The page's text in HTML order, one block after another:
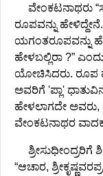
ವೇಂಕಟನಾಥರು
ರೂಪವನ್ನು
ಯಗಂತರೂಪವನ್ನು
ಹೇಳಬಲ್ಲಿರಾ ?”
ಯೋಚಿಸಿದರು. ರೂಪ
ಅವರಿಗೆ 'ಪ್ಲಾ'
ಹೇಳಲಾಗದೇ
ವೇಂಕಟನಾಥರ
“ಆಚಾರ,